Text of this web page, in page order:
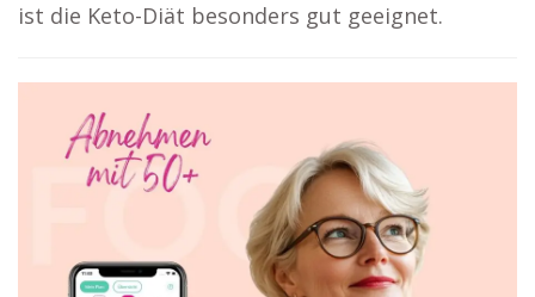
ist die Keto-Diät besonders gut geeignet.